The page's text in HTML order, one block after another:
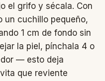
el grifo y sécala. Con
un cuchillo pequeño,
1 cm de fondo sin
la piel, pínchala 4 o
— esto deja
que reviente